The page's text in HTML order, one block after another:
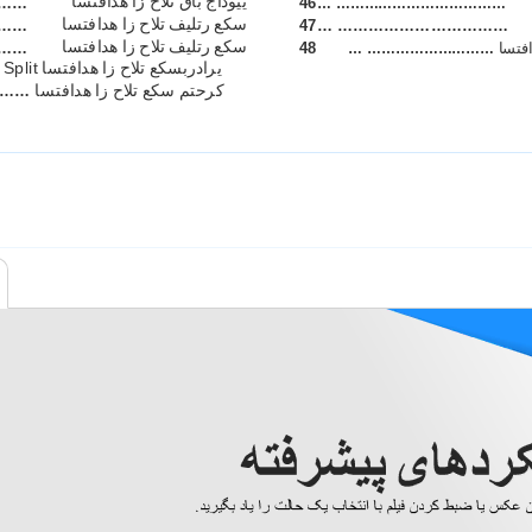
… ………………………………
سکع رتلیف تلاح زا هدافتسا 47… ……………………………
سکع رتلیف تلاح زا هدافتسا 48 … ………………………
Split یرادربسکع تلاح زا هدافتسا
کرحتم سکع تلاح زا هدافتسا